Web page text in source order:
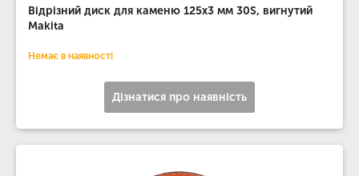
Відрізний диск для каменю 125х3 мм 30S, вигнутий
Makita
Немає в наявності
Дізнатися про наявність